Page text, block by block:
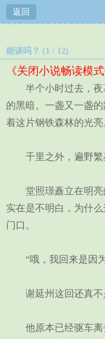
返回
能谈吗？ (1 / 12)
《关闭小说畅读模
半个小时过去，夜
的黑暗。一盏又一盏
着这片钢铁森林的光亮
千里之外，遍野繁
堂照璟矗立在明亮
实在是不明白，为什
门口。
“哦，我回来是因为
谢延州这回还真不
他原本已经驱车离